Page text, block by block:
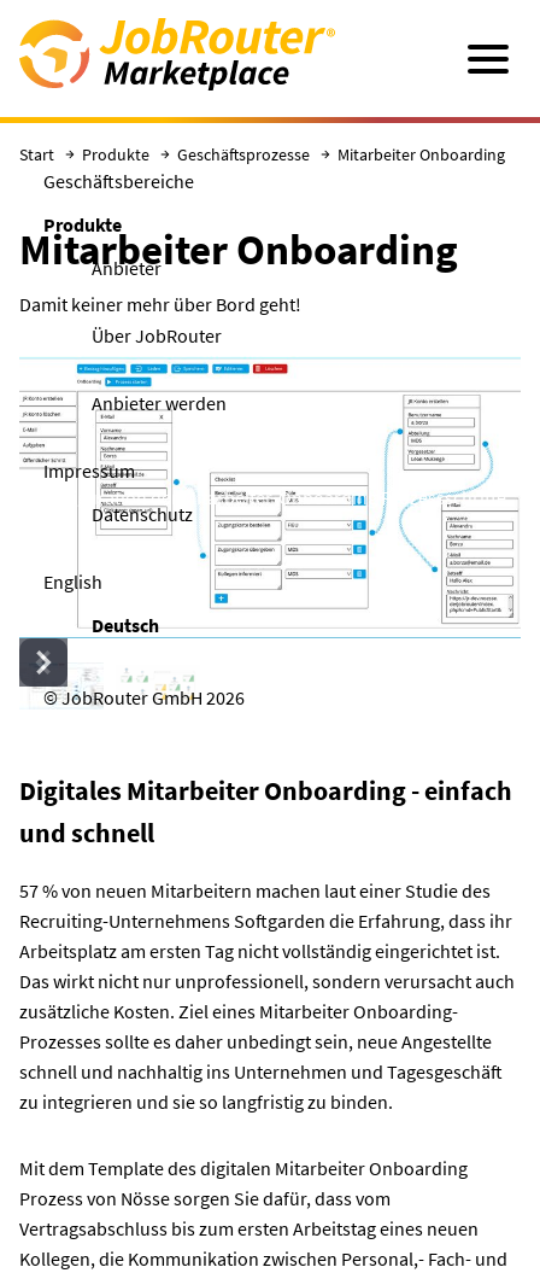
Direkt zum Hauptinhalt
Geschäftsbereiche
Produkte
Anbieter
Über JobRouter
Anbieter werden
Impressum
Datenschutz
English
Deutsch
© JobRouter GmbH 2026
Start Produkte Geschäftsprozesse Mitarbeiter Onboarding
Mitarbeiter Onboarding
Damit keiner mehr über Bord geht!
Konfiguration der Mitarbeiter-Onboarding Prozessschritte
Digitales Mitarbeiter Onboarding - einfach
und schnell
57 % von neuen Mitarbeitern machen laut einer Studie des
Recruiting-Unternehmens Softgarden die Erfahrung, dass ihr
Arbeitsplatz am ersten Tag nicht vollständig eingerichtet ist.
Das wirkt nicht nur unprofessionell, sondern verursacht auch
zusätzliche Kosten. Ziel eines Mitarbeiter Onboarding-
Prozesses sollte es daher unbedingt sein, neue Angestellte
schnell und nachhaltig ins Unternehmen und Tagesgeschäft
zu integrieren und sie so langfristig zu binden.
Mit dem Template des digitalen Mitarbeiter Onboarding
Prozess von Nösse sorgen Sie dafür, dass vom
Vertragsabschluss bis zum ersten Arbeitstag eines neuen
Kollegen, die Kommunikation zwischen Personal,- Fach- und